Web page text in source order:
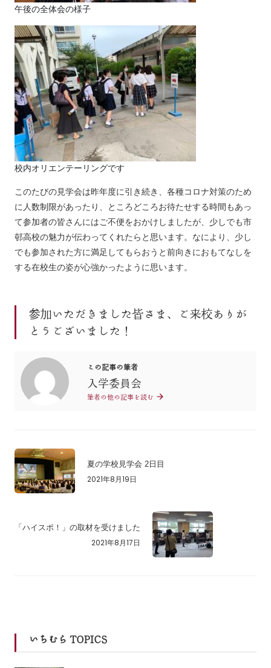
午後の全体会の様子
校内オリエンテーリングです
このたびの見学会は昨年度に引き続き、各種コロナ対策のため
に人数制限があったり、ところどころお待たせする時間もあっ
て参加者の皆さんにはご不便をおかけしましたが、少しでも市
邨高校の魅力が伝わってくれたらと思います。なにより、少し
でも参加された方に満足してもらおうと前向きにおもてなしを
する在校生の姿が心強かったように思います。
参加いただきました皆さま、ご来校ありが
とうございました！
この記事の筆者
入学委員会
筆者の他の記事を読む
夏の学校見学会 2日目
2021年8月19日
「ハイスポ！」の取材を受けました
2021年8月17日
いちむら TOPICS